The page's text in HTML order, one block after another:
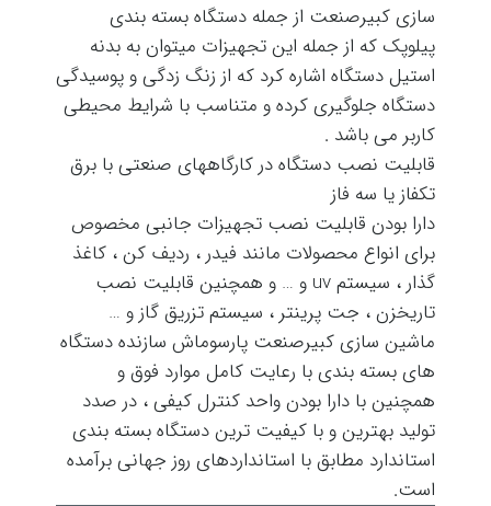
سازی کبیرصنعت از جمله دستگاه بسته بندی
پیلوپک که از جمله این تجهیزات میتوان به بدنه
استیل دستگاه اشاره کرد که از زنگ زدگی و پوسیدگی
دستگاه جلوگیری کرده و متناسب با شرایط محیطی
کاربر می باشد .
قابلیت نصب دستگاه در کارگاههای صنعتی با برق
تکفاز یا سه فاز
دارا بودن قابلیت نصب تجهیزات جانبی مخصوص
برای انواع محصولات مانند فیدر ، ردیف کن ، کاغذ
گذار ، سیستم uv و … و همچنین قابلیت نصب
تاریخزن ، جت پرینتر ، سیستم تزریق گاز و …
ماشین سازی کبیرصنعت پارسوماش سازنده دستگاه
های بسته بندی با رعایت کامل موارد فوق و
همچنین با دارا بودن واحد کنترل کیفی ، در صدد
تولید بهترین و با کیفیت ترین دستگاه بسته بندی
استاندارد مطابق با استانداردهای روز جهانی برآمده
است.